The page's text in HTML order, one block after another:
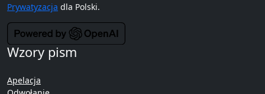
Prywatyzacja dla Polski.
Wzory pism
Apelacja